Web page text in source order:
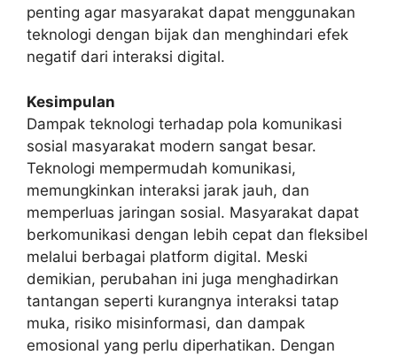
penting agar masyarakat dapat menggunakan
teknologi dengan bijak dan menghindari efek
negatif dari interaksi digital.
Kesimpulan
Dampak teknologi terhadap pola komunikasi
sosial masyarakat modern sangat besar.
Teknologi mempermudah komunikasi,
memungkinkan interaksi jarak jauh, dan
memperluas jaringan sosial. Masyarakat dapat
berkomunikasi dengan lebih cepat dan fleksibel
melalui berbagai platform digital. Meski
demikian, perubahan ini juga menghadirkan
tantangan seperti kurangnya interaksi tatap
muka, risiko misinformasi, dan dampak
emosional yang perlu diperhatikan. Dengan